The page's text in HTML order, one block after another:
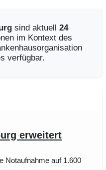
sind aktuell 24
im Kontext des
verfügbar.
erweitert
Notaufnahme auf 1.600